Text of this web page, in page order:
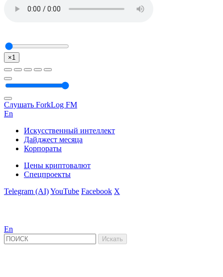
×1
Слушать ForkLog FM
En
Искусственный интеллект
Дайджест месяца
Корпораты
Цены криптовалют
Спецпроекты
Telegram (AI)YouTube Facebook X
En